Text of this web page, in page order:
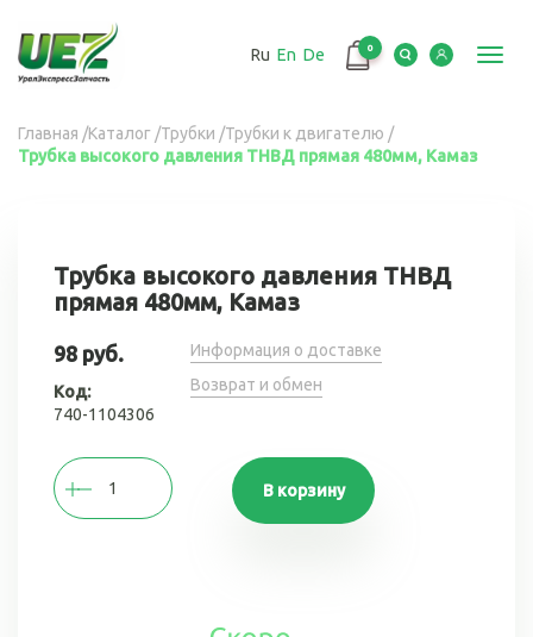
основному
содержанию
Ru En De 0
Вы
здесь
Главная /Каталог /Трубки /Трубки к двигателю /
Трубка высокого давления ТНВД прямая 480мм, Камаз
Трубка высокого давления ТНВД
прямая 480мм, Камаз
98 руб.
Код:
740-1104306
Информация о доставке
Возврат и обмен
В корзину